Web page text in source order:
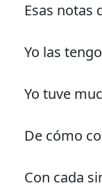
Esas notas
Yo las
Yo tuve
De cómo
Con cada